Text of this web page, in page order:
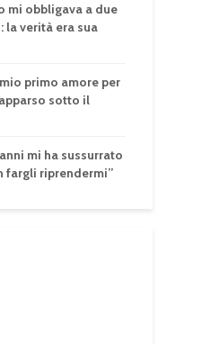
mi obbligava a due
la verità era sua
primo amore per
sotto il
mi ha sussurrato
fargli riprendermi”